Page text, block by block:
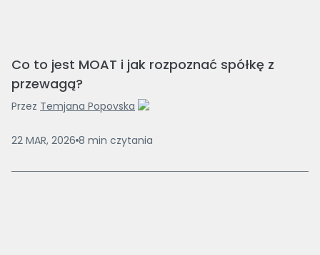
Co to jest MOAT i jak rozpoznać spółkę z
przewagą?
Przez Temjana Popovska
22 MAR, 2026 8 min czytania